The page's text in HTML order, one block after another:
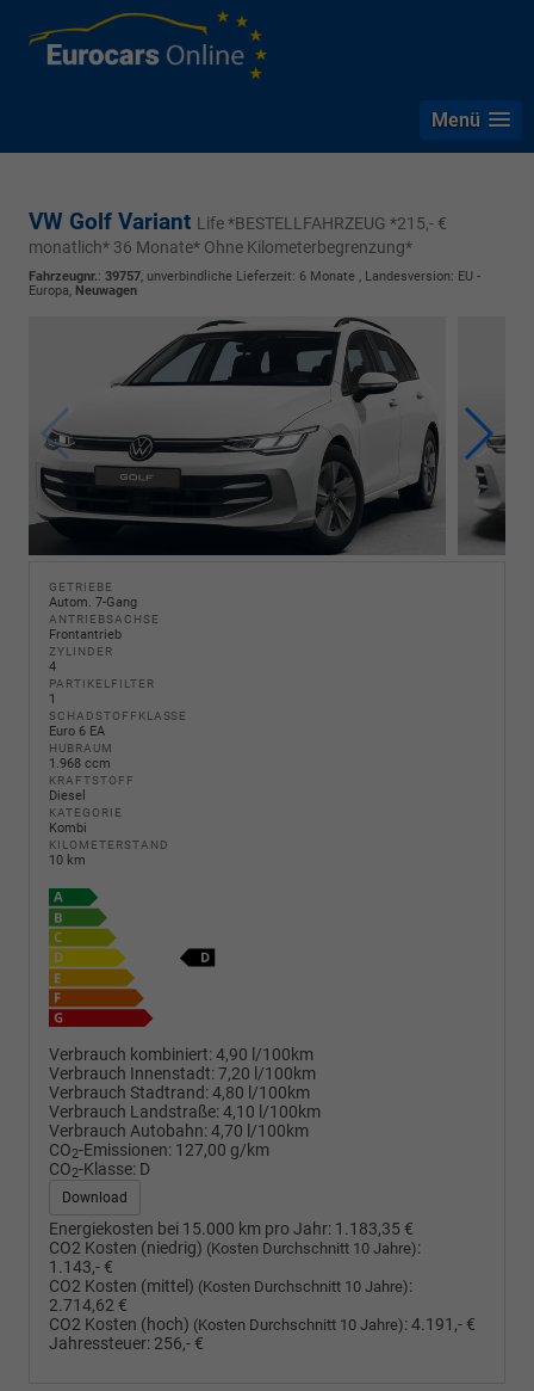
Menü
VW Golf Variant Life *BESTELLFAHRZEUG *215,- €
monatlich* 36 Monate* Ohne Kilometerbegrenzung*
Fahrzeugnr.: 39757, unverbindliche Lieferzeit: 6 Monate , Landesversion: EU -
Europa, Neuwagen
GETRIEBE
Autom. 7-Gang
ANTRIEBSACHSE
Frontantrieb
ZYLINDER
4
PARTIKELFILTER
1
SCHADSTOFFKLASSE
Euro 6 EA
HUBRAUM
1.968 ccm
KRAFTSTOFF
Diesel
KATEGORIE
Kombi
KILOMETERSTAND
10 km
Verbrauch kombiniert:4,90 l/100km
Verbrauch Innenstadt:7,20 l/100km
Verbrauch Stadtrand:4,80 l/100km
Verbrauch Landstraße:4,10 l/100km
Verbrauch Autobahn:4,70 l/100km
CO2-Emissionen: 127,00 g/km
CO2-Klasse: D
Download
Energiekosten bei 15.000 km pro Jahr: 1.183,35 €
CO2 Kosten (niedrig) (Kosten Durchschnitt 10 Jahre):
1.143,- €
CO2 Kosten (mittel) (Kosten Durchschnitt 10 Jahre):
2.714,62 €
CO2 Kosten (hoch) (Kosten Durchschnitt 10 Jahre):4.191,- €
Jahressteuer: 256,- €